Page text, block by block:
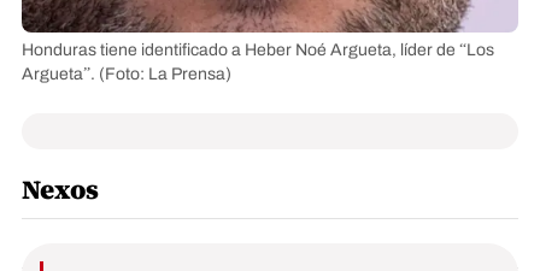
Honduras tiene identificado a Heber Noé Argueta, líder de “Los
Argueta”. (Foto: La Prensa)
Nexos